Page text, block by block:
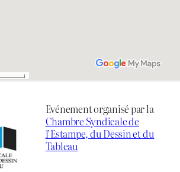
Evénement organisé par la
Chambre Syndicale de
l’Estampe, du Dessin et du
Tableau